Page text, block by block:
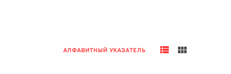
АЛФАВИТНЫЙ УКАЗАТЕЛЬ